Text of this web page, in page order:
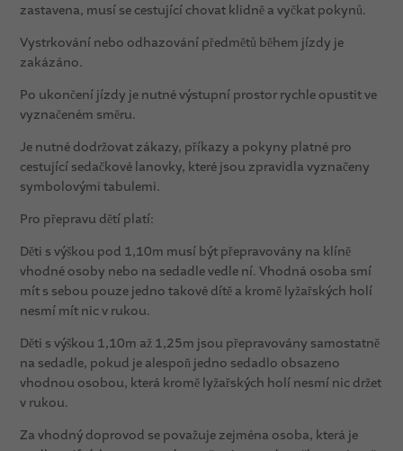
zastavena, musí se cestující chovat klidně a vyčkat pokynů.
Vystrkování nebo odhazování předmětů během jízdy je
zakázáno.
Po ukončení jízdy je nutné výstupní prostor rychle opustit ve
vyznačeném směru.
Je nutné dodržovat zákazy, příkazy a pokyny platné pro
cestující sedačkové lanovky, které jsou zpravidla vyznačeny
symbolovými tabulemi.
Pro přepravu dětí platí:
Děti s výškou pod 1,10m musí být přepravovány na klíně
vhodné osoby nebo na sedadle vedle ní. Vhodná osoba smí
mít s sebou pouze jedno takové dítě a kromě lyžařských holí
nesmí mít nic v rukou.
Děti s výškou 1,10m až 1,25m jsou přepravovány samostatně
na sedadle, pokud je alespoň jedno sedadlo obsazeno
vhodnou osobou, která kromě lyžařských holí nesmí nic držet
v rukou.
Za vhodný doprovod se považuje zejména osoba, která je